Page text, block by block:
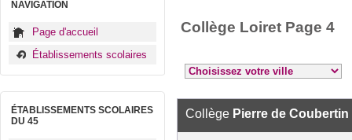
NAVIGATION
Page d'accueil
Établissements scolaires
ÉTABLISSEMENTS SCOLAIRES
DU 45
Collège Loiret Page 4
Collège Pierre de Coubertin